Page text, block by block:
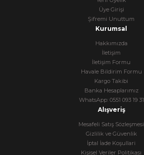
Üye Girişi
Şifremi Unuttum
Kurumsal
Hakkımızda
İletişim
İletişim Formu
Havale Bildirim Formu
Kargo Takibi
Banka Hesaplarımız
WhatsApp: 0551 093 19 31
Alışveriş
Mesafeli Satış Sözleşmesi
Gizlilik ve Güvenlik
İptal İade Koşullari
Kişisel Veriler Politikası